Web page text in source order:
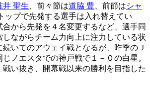
井 聖生 、前々節は道脇 豊 、前節はシャ
ップで先発する選手は入れ替えてい
合から先発を４名変更するなど、選手同
ながらチーム力向上に注力している状
いてのアウェイ戦となるが、昨季のＪ
ノエスタでの神戸戦で１－０の白星。
戦い抜き、開幕戦以来の勝利を目指した